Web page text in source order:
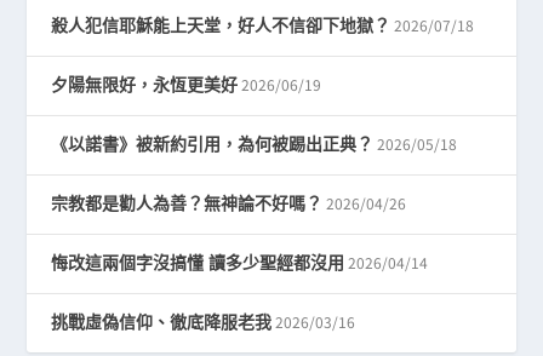
殺人犯信耶穌能上天堂，好人不信卻下地獄？ 2026/07/18
夕陽無限好，永恆更美好 2026/06/19
《以諾書》被新約引用，為何被踢出正典？ 2026/05/18
宗教都是勸人為善？無神論不好嗎？ 2026/04/26
悔改這兩個字沒搞懂 讀多少聖經都沒用 2026/04/14
挑戰虛偽信仰、徹底降服老我 2026/03/16